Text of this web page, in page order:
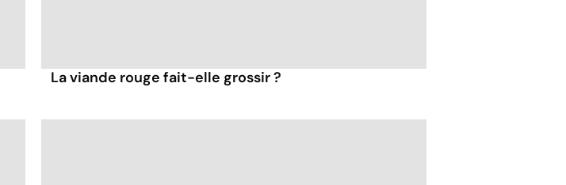
La viande rouge fait-elle grossir ?